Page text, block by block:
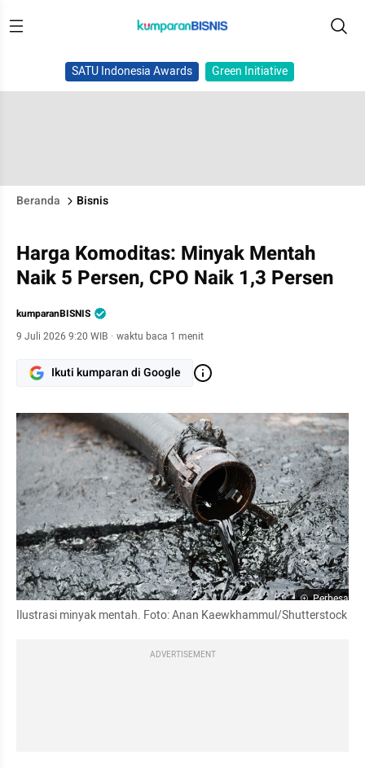
SATU Indonesia Awards Green Initiative
Beranda Bisnis
Harga Komoditas: Minyak Mentah
Naik 5 Persen, CPO Naik 1,3 Persen
kumparanBISNIS
9 Juli 2026 9:20 WIB · waktu baca 1 menit
Ikuti kumparan di Google
Perbesar
Ilustrasi minyak mentah. Foto: Anan Kaewkhammul/Shutterstock
ADVERTISEMENT